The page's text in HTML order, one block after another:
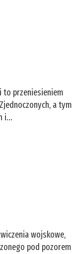
to przeniesieniem
a tym
i...
wojskowe,
pod pozorem